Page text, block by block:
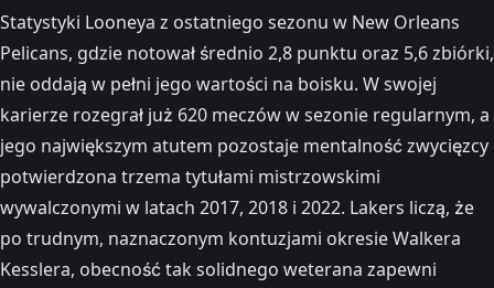
Statystyki Looneya z ostatniego sezonu w New Orleans
Pelicans, gdzie notował średnio 2,8 punktu oraz 5,6 zbiórki,
nie oddają w pełni jego wartości na boisku. W swojej
karierze rozegrał już 620 meczów w sezonie regularnym, a
jego największym atutem pozostaje mentalność zwycięzcy
potwierdzona trzema tytułami mistrzowskimi
wywalczonymi w latach 2017, 2018 i 2022. Lakers liczą, że
po trudnym, naznaczonym kontuzjami okresie Walkera
Kesslera, obecność tak solidnego weterana zapewni